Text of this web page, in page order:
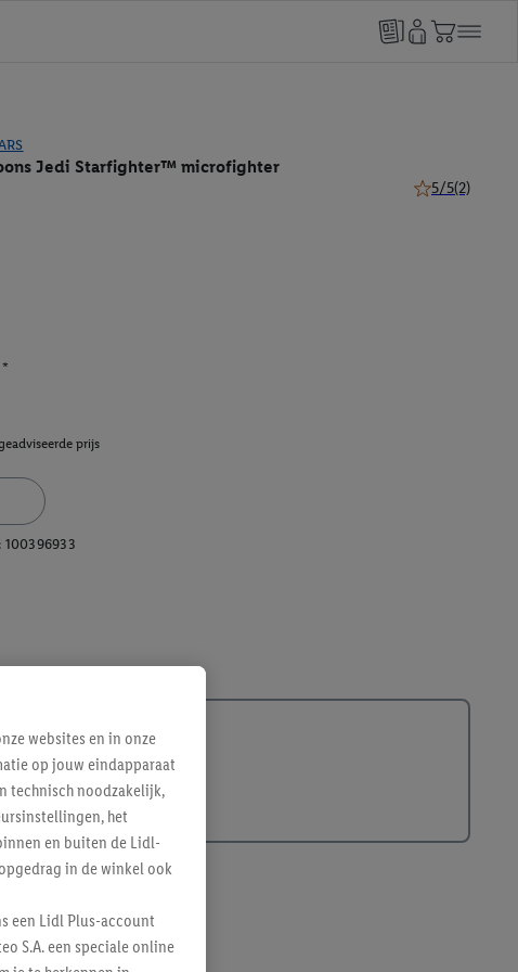
Jedi Starfighter™ microfighter
5/5(2)
*
prijs
100396933
websites en in onze
op jouw eindapparaat
technisch noodzakelijk,
het
en buiten de Lidl-
in de winkel ook
een Lidl Plus-account
S.A. een speciale online